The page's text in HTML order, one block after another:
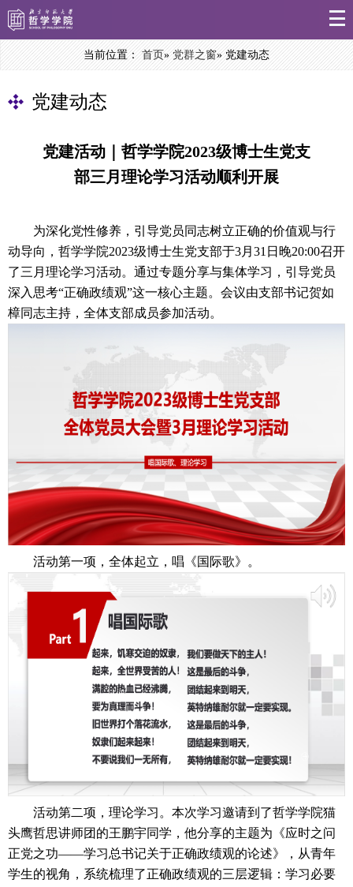
当前位置：首页»党群之窗» 党建动态
党建动态
党建活动｜哲学学院2023级博士生党支
部三月理论学习活动顺利开展
为深化党性修养，引导党员同志树立正确的价值观与行
动导向，哲学学院2023级博士生党支部于3月31日晚20:00召开
了三月理论学习活动。通过专题分享与集体学习，引导党员
深入思考“正确政绩观”这一核心主题。会议由支部书记贺如
樟同志主持，全体支部成员参加活动。
活动第一项，全体起立，唱《国际歌》。
活动第二项，理论学习。本次学习邀请到了哲学学院猫
头鹰哲思讲师团的王鹏宇同学，他分享的主题为《应时之问
正党之功——学习总书记关于正确政绩观的论述》，从青年
学生的视角，系统梳理了正确政绩观的三层逻辑：学习必要